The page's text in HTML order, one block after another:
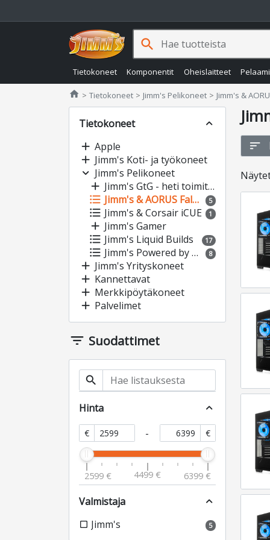
Tietokoneet Komponentit Oheislaitteet
search
home Jimms.fi
Tietokoneet Jimm's Pelikoneet Jimm's &
Tietokoneet
expand_less
add Apple
add Jimm's Koti- ja työkoneet
expand_more Jimm's Pelikoneet
add Jimm's GtG - heti toimitettavissa
format_list_bulleted Jimm's & AORUS Falcons 5
format_list_bulleted Jimm's & Corsair iCUE 1
add Jimm's Gamer
format_list_bulleted Jimm's Liquid Builds 17
format_list_bulleted Jimm's Powered by Asus 8
add Jimm's Yrityskoneet
add Kannettavat
add Merkkipöytäkoneet
add Palvelimet
filter_list Suodattimet
search
Hinta expand_less
€ - €
2599 € 4499 € 6399 €
Valmistaja expand_less
check_box_outline_blank Jimm's 5
sort